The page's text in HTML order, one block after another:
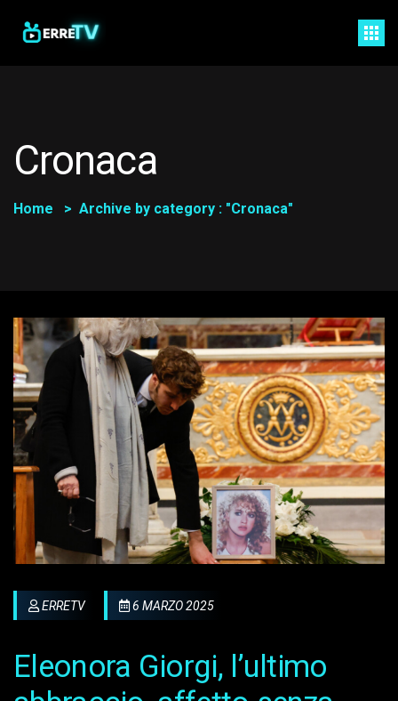
Cronaca
Home Archive by category : "Cronaca"
ERRETV 6 MARZO 2025
Eleonora Giorgi, l’ultimo